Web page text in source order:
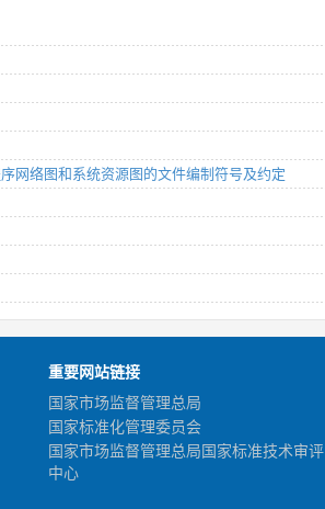
网络图和系统资源图的文件编制符号及约定
重要网站链接
国家市场监督管理总局
国家标准化管理委员会
国家市场监督管理总局国家标准技术审评
中心